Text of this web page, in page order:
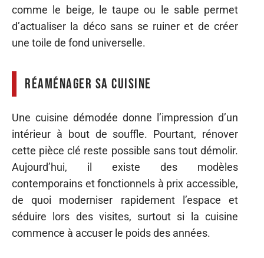
comme le beige, le taupe ou le sable permet
d’actualiser la déco sans se ruiner et de créer
une toile de fond universelle.
Réaménager sa cuisine
Une cuisine démodée donne l’impression d’un
intérieur à bout de souffle. Pourtant, rénover
cette pièce clé reste possible sans tout démolir.
Aujourd’hui, il existe des modèles
contemporains et fonctionnels à prix accessible,
de quoi moderniser rapidement l’espace et
séduire lors des visites, surtout si la cuisine
commence à accuser le poids des années.